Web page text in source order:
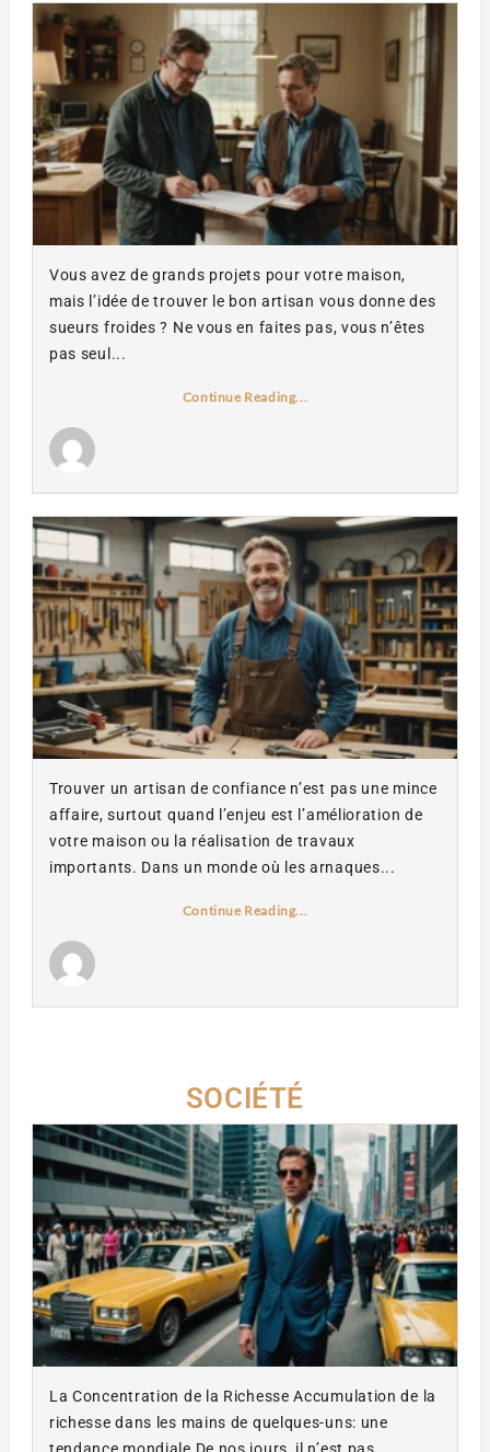
Vous avez de grands projets pour votre maison,
mais l’idée de trouver le bon artisan vous donne des
sueurs froides ? Ne vous en faites pas, vous n’êtes
pas seul...
Continue Reading...
Trouver un artisan de confiance n’est pas une mince
affaire, surtout quand l’enjeu est l’amélioration de
votre maison ou la réalisation de travaux
importants. Dans un monde où les arnaques...
Continue Reading...
SOCIÉTÉ
La Concentration de la Richesse Accumulation de la
richesse dans les mains de quelques-uns: une